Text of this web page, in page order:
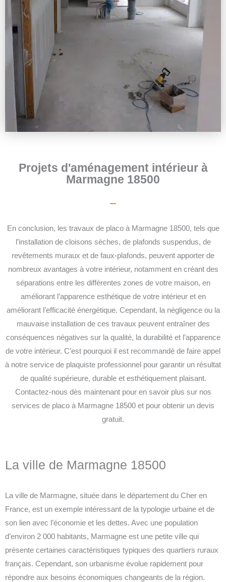
Projets d'aménagement intérieur à
Marmagne 18500
En conclusion, les travaux de placo à Marmagne 18500, tels que
l’installation de cloisons sèches, de plafonds suspendus, de
revêtements muraux et de faux-plafonds, peuvent apporter de
nombreux avantages à votre intérieur, notamment en créant des
séparations entre les différentes zones de votre maison, en
améliorant l’apparence esthétique de votre intérieur et en
améliorant l’efficacité énergétique. Cependant, la négligence ou la
mauvaise installation de ces travaux peuvent entraîner des
conséquences négatives sur la qualité, la durabilité et l’apparence
de votre intérieur. C’est pourquoi il est recommandé de faire appel
à notre service de plaquiste professionnel pour garantir un résultat
de qualité supérieure, durable et esthétiquement plaisant.
Contactez-nous dès maintenant pour en savoir plus sur nos
services de placo à Marmagne 18500 et pour obtenir un devis
gratuit.
La ville de Marmagne 18500
La ville de Marmagne, située dans le département du Cher en
France, est un exemple intéressant de la typologie urbaine et de
son lien avec l’économie et les dettes. Avec une population
d’environ 2 000 habitants, Marmagne est une petite ville qui
présente certaines caractéristiques typiques des quartiers ruraux
français. Cependant, son urbanisme évolue rapidement pour
répondre aux besoins économiques changeants de la région.